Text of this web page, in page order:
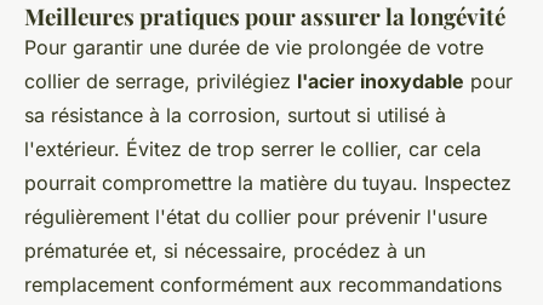
Meilleures pratiques pour assurer la longévité
Pour garantir une durée de vie prolongée de votre
collier de serrage, privilégiez l'acier inoxydable pour
sa résistance à la corrosion, surtout si utilisé à
l'extérieur. Évitez de trop serrer le collier, car cela
pourrait compromettre la matière du tuyau. Inspectez
régulièrement l'état du collier pour prévenir l'usure
prématurée et, si nécessaire, procédez à un
remplacement conformément aux recommandations